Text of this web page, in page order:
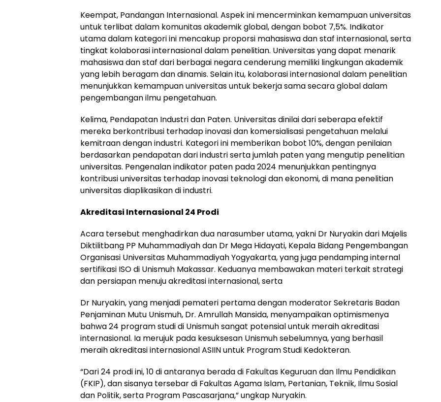
Keempat, Pandangan Internasional. Aspek ini mencerminkan kemampuan universitas
untuk terlibat dalam komunitas akademik global, dengan bobot 7,5%. Indikator
utama dalam kategori ini mencakup proporsi mahasiswa dan staf internasional, serta
tingkat kolaborasi internasional dalam penelitian. Universitas yang dapat menarik
mahasiswa dan staf dari berbagai negara cenderung memiliki lingkungan akademik
yang lebih beragam dan dinamis. Selain itu, kolaborasi internasional dalam penelitian
menunjukkan kemampuan universitas untuk bekerja sama secara global dalam
pengembangan ilmu pengetahuan.
Kelima, Pendapatan Industri dan Paten. Universitas dinilai dari seberapa efektif
mereka berkontribusi terhadap inovasi dan komersialisasi pengetahuan melalui
kemitraan dengan industri. Kategori ini memberikan bobot 10%, dengan penilaian
berdasarkan pendapatan dari industri serta jumlah paten yang mengutip penelitian
universitas. Pengenalan indikator paten pada 2024 menunjukkan pentingnya
kontribusi universitas terhadap inovasi teknologi dan ekonomi, di mana penelitian
universitas diaplikasikan di industri.
Akreditasi Internasional 24 Prodi
Acara tersebut menghadirkan dua narasumber utama, yakni Dr Nuryakin dari Majelis
Diktilitbang PP Muhammadiyah dan Dr Mega Hidayati, Kepala Bidang Pengembangan
Organisasi Universitas Muhammadiyah Yogyakarta, yang juga pendamping internal
sertifikasi ISO di Unismuh Makassar. Keduanya membawakan materi terkait strategi
dan persiapan menuju akreditasi internasional, serta
Dr Nuryakin, yang menjadi pemateri pertama dengan moderator Sekretaris Badan
Penjaminan Mutu Unismuh, Dr. Amrullah Mansida, menyampaikan optimismenya
bahwa 24 program studi di Unismuh sangat potensial untuk meraih akreditasi
internasional. Ia merujuk pada kesuksesan Unismuh sebelumnya, yang berhasil
meraih akreditasi internasional ASIIN untuk Program Studi Kedokteran.
“Dari 24 prodi ini, 10 di antaranya berada di Fakultas Keguruan dan Ilmu Pendidikan
(FKIP), dan sisanya tersebar di Fakultas Agama Islam, Pertanian, Teknik, Ilmu Sosial
dan Politik, serta Program Pascasarjana,” ungkap Nuryakin.